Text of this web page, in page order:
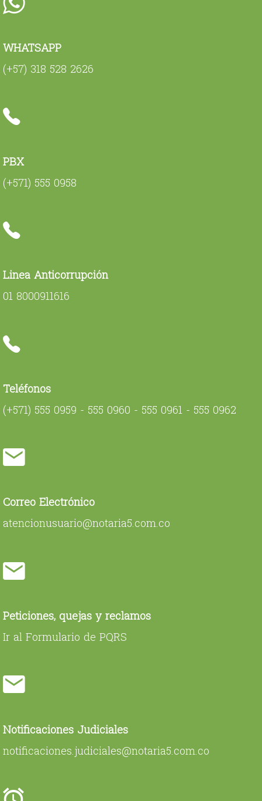
WHATSAPP
(+57) 318 528 2626
PBX
(+571) 555 0958
Linea Anticorrupción
01 8000911616
Teléfonos
(+571) 555 0959 - 555 0960 - 555 0961 - 555 0962
Correo Electrónico
atencionusuario@notaria5.com.co
Peticiones, quejas y reclamos
Ir al Formulario de PQRS
Notificaciones Judiciales
notificaciones.judiciales@notaria5.com.co